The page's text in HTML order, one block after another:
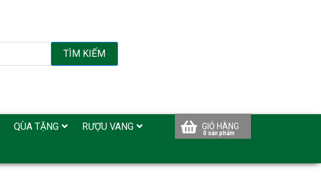
TÌM KIẾM
GIỎ HÀNG
QÙA TẶNG RƯỢU VANG